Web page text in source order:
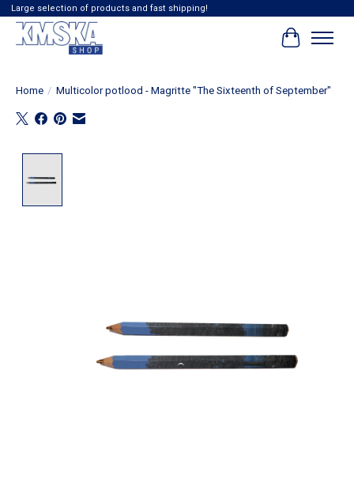
Large selection of products and fast shipping!
Home / Multicolor potlood - Magritte "The Sixteenth of September"